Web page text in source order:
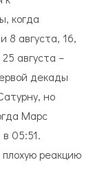
когда
8 августа, 16,
августа –
декады
но
Марс
05:51.
плохую реакцию